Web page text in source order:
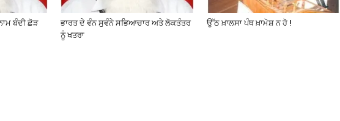
ਬੰਦੀ ਛੋੜ
ਭਾਰਤ ਦੇ ਵੰਨ ਸੁਵੰਨੇ ਸਭਿਆਚਾਰ ਅਤੇ ਲੋਕਤੰਤਰ
ਨੂੰ ਖਤਰਾ
ਉੱਠ ਖ਼ਾਲਸਾ ਪੰਥ ਖ਼ਾਮੋਸ਼ ਨ ਹੋ !